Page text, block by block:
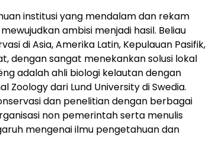
institusi yang mendalam dan rekam
ambisi menjadi hasil. Beliau
di Asia, Amerika Latin, Kepulauan Pasifik,
dengan sangat menekankan solusi lokal
adalah ahli biologi kelautan dengan
Zoology dari Lund University di Swedia.
dan penelitian dengan berbagai
non pemerintah serta menulis
mengenai ilmu pengetahuan dan